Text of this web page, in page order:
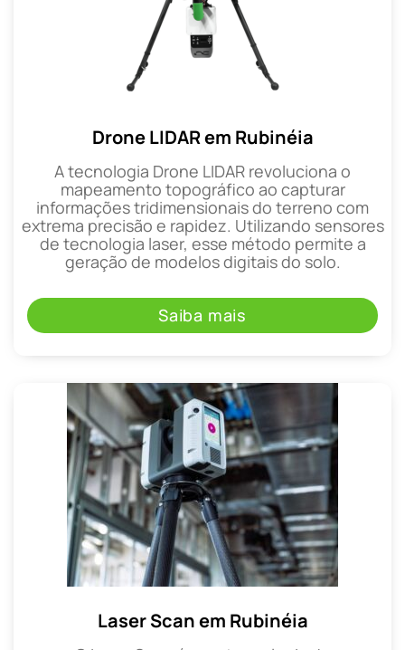
Drone LIDAR em Rubinéia
A tecnologia Drone LIDAR revoluciona o
mapeamento topográfico ao capturar
informações tridimensionais do terreno com
extrema precisão e rapidez. Utilizando sensores
de tecnologia laser, esse método permite a
geração de modelos digitais do solo.
Saiba mais
Laser Scan em Rubinéia